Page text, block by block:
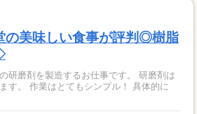
の美味しい食事が評判◎樹脂
剤を製造するお仕事です。 研磨剤は
す。 作業はとてもシンプル！ 具体的に